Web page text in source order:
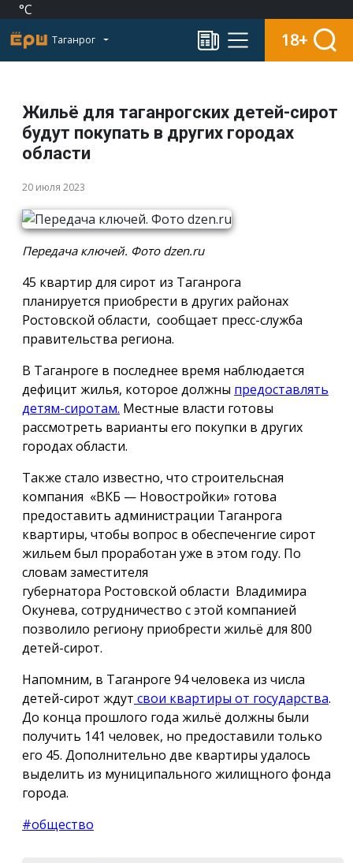
°C
Таганрог 18+
Жильё для таганрогских детей-сирот
будут покупать в других городах
области
20 июля 2023
Передача ключей. Фото dzen.ru
45 квартир для сирот из Таганрога
планируется приобрести в других районах
Ростовской области, сообщает пресс-служба
правительства региона.
В Таганроге в последнее время наблюдается
дефицит жилья, которое должны предоставлять
детям-сиротам. Местные власти готовы
рассмотреть варианты его покупки в других
городах области.
Также стало известно, что строительсная
компания «ВКБ — Новостройки» готова
предоставить администрации Таганрога
квартиры, чтобы вопрос в обеспеченгие сирот
жильем был проработан уже в этом году. По
словам заместителя
губернатора Ростовской области Владимира
Окунева, сотрудничество с этой компанией
позволило региону приобрести жильё для 800
детей-сирот.
Напомним, в Таганроге 94 человека из числа
детей-сирот ждут свои квартиры от государства.
До конца прошлого года жильё должны были
получить 141 человек, но предоставили только
его 45. Дополнительно две квартиры удалось
выделить из муниципального жилищного фонда
города.
#общество